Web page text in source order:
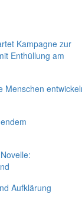
Kampagne zur
Enthüllung am
Menschen
Aufklärung